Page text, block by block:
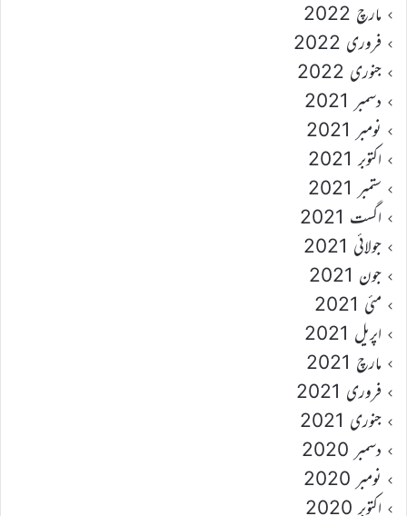
مارچ 2022
فروری 2022
جنوری 2022
دسمبر 2021
نومبر 2021
اکتوبر 2021
ستمبر 2021
اگست 2021
جولائی 2021
جون 2021
مئی 2021
اپریل 2021
مارچ 2021
فروری 2021
جنوری 2021
دسمبر 2020
نومبر 2020
اکتوبر 2020